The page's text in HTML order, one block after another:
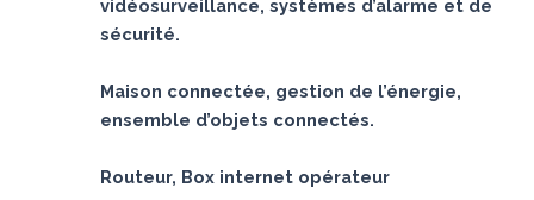
vidéosurveillance, systèmes d’alarme et de
sécurité.
Maison connectée, gestion de l’énergie,
ensemble d’objets connectés.
Routeur, Box internet opérateur